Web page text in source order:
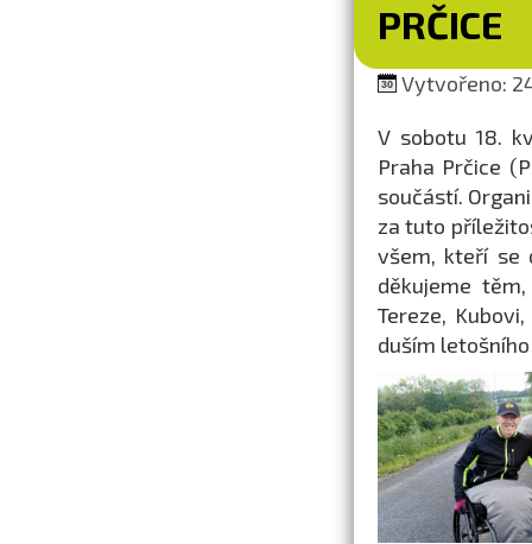
PRČICE
Vytvořeno:
V sobotu 18.
Praha Prčice
součástí.
za tuto
všem, kteří se
děkujeme
Tereze,
duším